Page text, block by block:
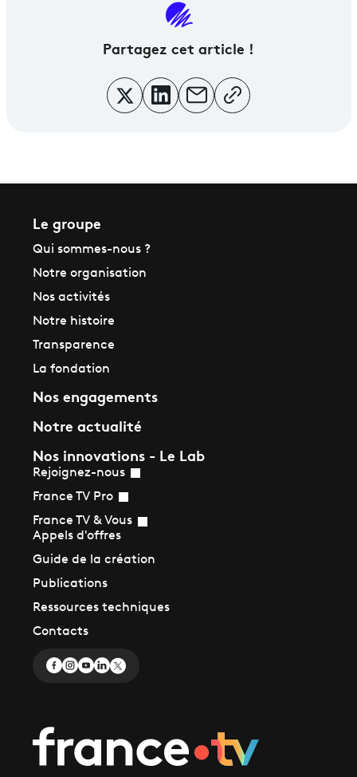
Partagez cet article !
Le groupe
Qui sommes-nous ?
Notre organisation
Nos activités
Notre histoire
Transparence
La fondation
Nos engagements
Notre actualité
Nos innovations - Le Lab
Rejoignez-nous
France TV Pro
France TV & Vous
Appels d'offres
Guide de la création
Publications
Ressources techniques
Contacts